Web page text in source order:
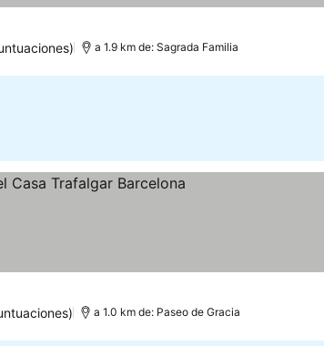
a 1.9 km de: Sagrada Familia
a 1.0 km de: Paseo de Gracia